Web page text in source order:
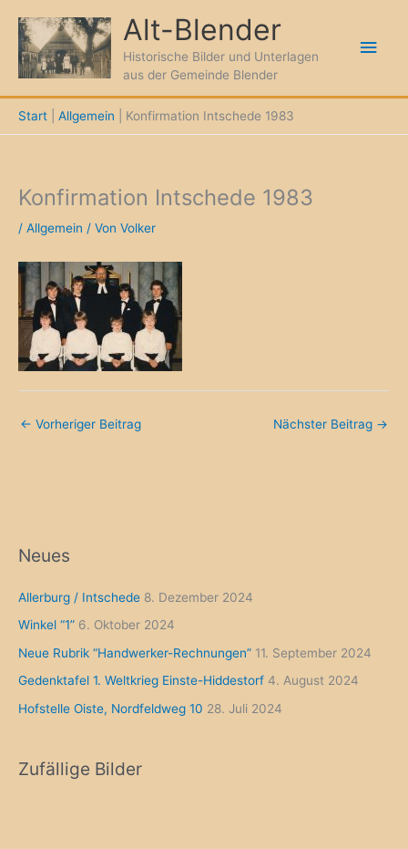
Inhalt
springen
Alt-Blender
Historische Bilder und Unterlagen
aus der Gemeinde Blender
Start Allgemein Konfirmation Intschede 1983
Konfirmation Intschede 1983
/ Allgemein / Von Volker
← Vorheriger Beitrag Nächster Beitrag →
Neues
Allerburg / Intschede 8. Dezember 2024
Winkel “1” 6. Oktober 2024
Neue Rubrik “Handwerker-Rechnungen” 11. September 2024
Gedenktafel 1. Weltkrieg Einste-Hiddestorf 4. August 2024
Hofstelle Oiste, Nordfeldweg 10 28. Juli 2024
Zufällige Bilder